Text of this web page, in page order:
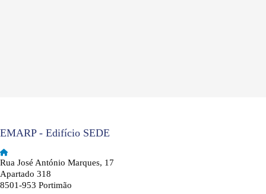
EMARP - Edifício SEDE
Rua José António Marques, 17
Apartado 318
8501-953 Portimão